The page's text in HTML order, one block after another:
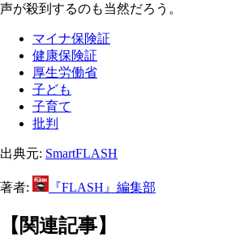
声が殺到するのも当然だろう。
マイナ保険証
健康保険証
厚生労働省
子ども
子育て
批判
出典元: SmartFLASH
著者: 『FLASH』編集部
【関連記事】